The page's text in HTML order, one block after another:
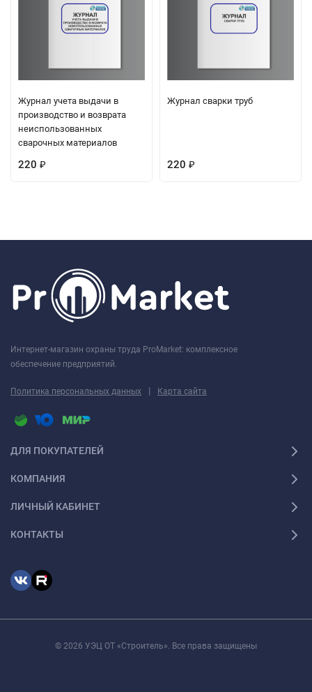
Журнал учета выдачи в
производство и возврата
неиспользованных
сварочных материалов
220 ₽
Журнал сварки труб
220 ₽
Интернет-магазин охраны труда ProMarket: комплексное
обеспечение предприятий.
Политика персональных данных | Карта сайта
ДЛЯ ПОКУПАТЕЛЕЙ
КОМПАНИЯ
ЛИЧНЫЙ КАБИНЕТ
КОНТАКТЫ
© 2026 УЭЦ ОТ «Строитель». Все права защищены